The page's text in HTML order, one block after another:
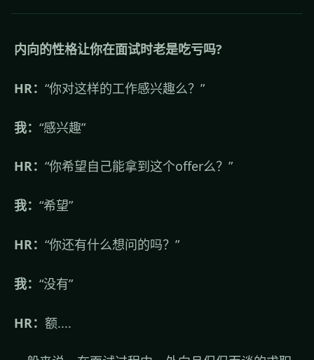
内向的性格让你在面试时老是吃亏吗?
HR： “你对这样的工作感兴趣么？”
我： “感兴趣”
HR： “你希望自己能拿到这个offer么？”
我： “希望”
HR： “你还有什么想问的吗？”
我： “没有”
HR： 额....